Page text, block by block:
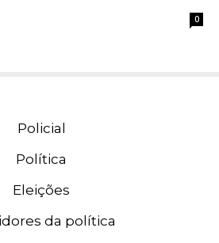
0
Policial
Política
Eleições
da política